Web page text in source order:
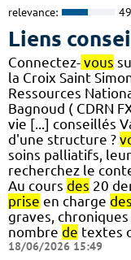
relevance:
Liens
Connectez- vous
la Croix Saint
Ressources
Bagnoud ( CDRN
vie [...] conseillés
d'une structure ?
soins palliatifs,
recherchez le
Au cours des 20
prise en charge des
graves,
nombre de textes
18/06/2026 15:49